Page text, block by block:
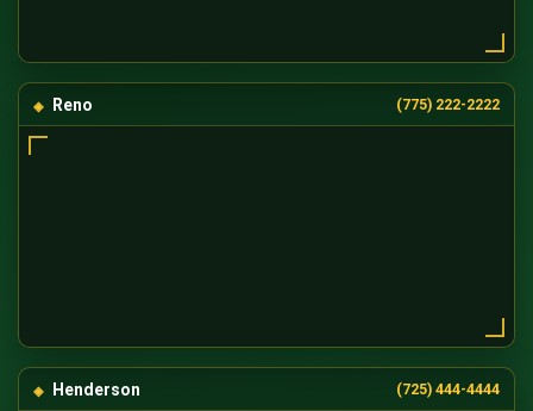
Reno (775) 222-2222
Henderson (725) 444-4444